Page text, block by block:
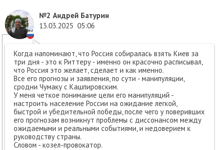
№2 Андрей Батурин
13.03.2025 05:06
Когда напоминают, что Россия собиралась взять Киев за
три дня - это к Риттеру - именно он красочно расписывал,
что Россия это желает, сделает и как именно.
Все его прогнозы и заявления, по сути - манипуляции,
сродни Чумаку с Кашпировским.
У меня четкое понимание цели его манипуляций -
настроить население России на ожидание легкой,
быстрой и убедительной победы, после чего у поверивших
его прогнозам возникнут проблемы с диссонансом между
ожидаемыми и реальными событиями, и недоверием к
руководству страны.
Словом - козел-провокатор.